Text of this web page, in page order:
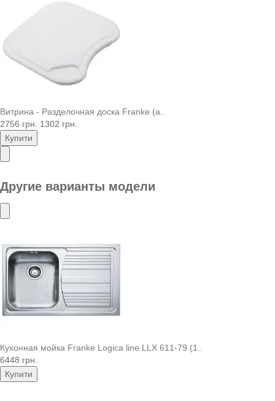
Витрина - Разделочная доска Franke (a..
2756 грн. 1302 грн.
Купити
Другие варианты модели
Кухонная мойка Franke Logica line LLX 611-79 (1..
6448 грн.
Купити